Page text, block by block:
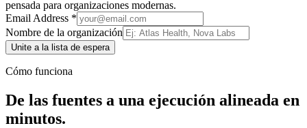
pensada para organizaciones modernas.
Email Address *
Nombre de la organización
Unite a la lista de espera
Cómo funciona
De las fuentes a una ejecución alineada en
minutos.